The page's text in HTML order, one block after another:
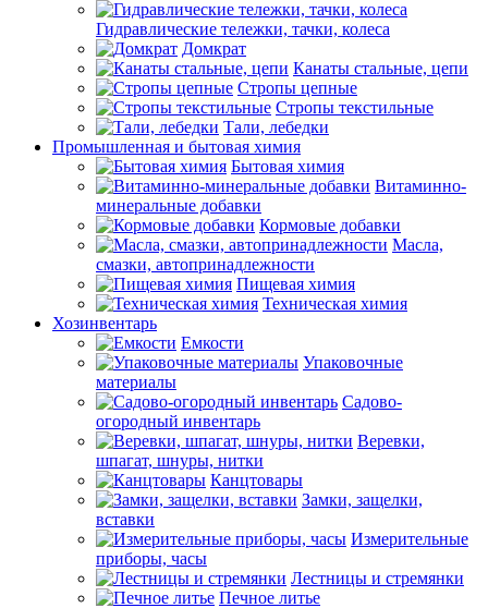
Гидравлические тележки, тачки, колеса
Домкрат
Канаты стальные, цепи
Стропы цепные
Стропы текстильные
Тали, лебедки
Промышленная и бытовая химия
Бытовая химия
Витаминно-
минеральные добавки
Кормовые добавки
Масла,
смазки, автопринадлежности
Пищевая химия
Техническая химия
Хозинвентарь
Емкости
Упаковочные
материалы
Садово-
огородный инвентарь
Веревки,
шпагат, шнуры, нитки
Канцтовары
Замки, защелки,
вставки
Измерительные
приборы, часы
Лестницы и стремянки
Печное литье